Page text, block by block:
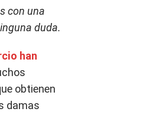
con una
duda.
han
obtienen
damas